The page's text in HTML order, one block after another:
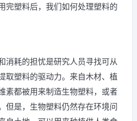
完塑料后，我们如何处理塑料的
消耗的担忧是研究人员寻找可从
取塑料的驱动力。来自木材、植
素都被用来制造生物塑料，或者
但是，生物塑料仍然存在环境问